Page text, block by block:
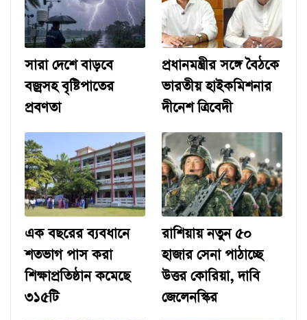
সারা দেশে বাড়বে
বজ্রসহ বৃষ্টিপাতের
প্রবণতা
প্রধানমন্ত্রীর সঙ্গে বৈঠকে
ভারতীয় হাইকমিশনার
দীনেশ ত্রিবেদী
এক বছরের ব্যবধানে
শতভাগ পাস করা
শিক্ষাপ্রতিষ্ঠান কমেছে
৩১৫টি
রাশিয়ায় নতুন ৫০
হাজার সেনা পাঠাচ্ছে
উত্তর কোরিয়া, দাবি
জেলেনস্কির